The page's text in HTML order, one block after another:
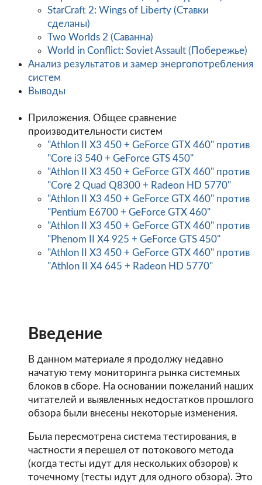
StarCraft 2: Wings of Liberty (Ставки
сделаны)
Two Worlds 2 (Саванна)
World in Conflict: Soviet Assault (Побережье)
Анализ результатов и замер энергопотребления
систем
Выводы
Приложения. Общее сравнение
производительности систем
"Athlon II X3 450 + GeForce GTX 460" против
"Core i3 540 + GeForce GTS 450"
"Athlon II X3 450 + GeForce GTX 460" против
"Core 2 Quad Q8300 + Radeon HD 5770"
"Athlon II X3 450 + GeForce GTX 460" против
"Pentium E6700 + GeForce GTX 460"
"Athlon II X3 450 + GeForce GTX 460" против
"Phenom II X4 925 + GeForce GTS 450"
"Athlon II X3 450 + GeForce GTX 460" против
"Athlon II X4 645 + Radeon HD 5770"
Введение
В данном материале я продолжу недавно
начатую тему мониторинга рынка системных
блоков в сборе. На основании пожеланий наших
читателей и выявленных недостатков прошлого
обзора были внесены некоторые изменения.
Была пересмотрена система тестирования, в
частности я перешел от потокового метода
(когда тесты идут для нескольких обзоров) к
точечному (тесты идут для одного обзора). Это